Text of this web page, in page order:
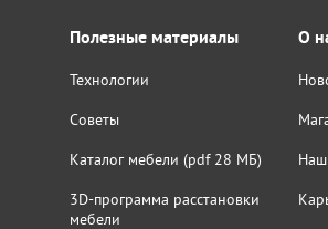
Полезные материалы
Технологии
Советы
Каталог мебели (pdf 28 МБ)
3D-программа расстановки
мебели
О